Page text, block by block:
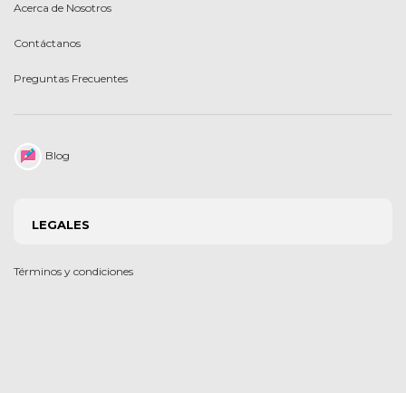
Acerca de Nosotros
Contáctanos
Preguntas Frecuentes
Blog
LEGALES
Términos y condiciones